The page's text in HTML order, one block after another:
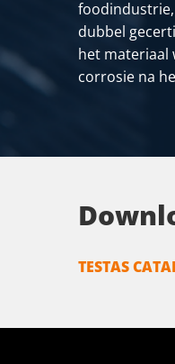
foodindustrie,
dubbel
het materiaal
corrosie na
TESTAS